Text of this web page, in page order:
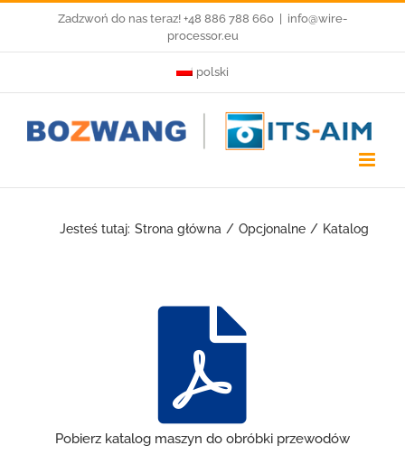
Zadzwoń do nas teraz! +48 886 788 660
info@wire-
processor.eu
polski
Jesteś tutaj: Strona główna Opcjonalne Katalog
Pobierz katalog maszyn do obróbki przewodów